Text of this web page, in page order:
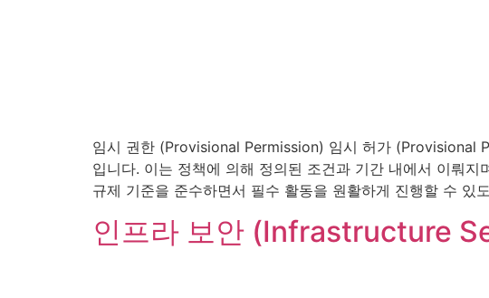
임시 권한 (Provisional Permission) 임시 허가 (Provisional
입니다. 이는 정책에 의해 정의된 조건과 기간 내에서 이뤄
규제 기준을 준수하면서 필수 활동을 원활하게 진행할 수
인프라 보안 (Infrastructure